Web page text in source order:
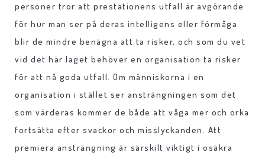
personer tror att prestationens utfall är avgörande
för hur man ser på deras intelligens eller förmåga
blir de mindre benägna att ta risker, och som du vet
vid det här laget behöver en organisation ta risker
för att nå goda utfall. Om människorna i en
organisation i stället ser ansträngningen som det
som värderas kommer de både att våga mer och orka
fortsätta efter svackor och misslyckanden. Att
premiera ansträngning är särskilt viktigt i osäkra